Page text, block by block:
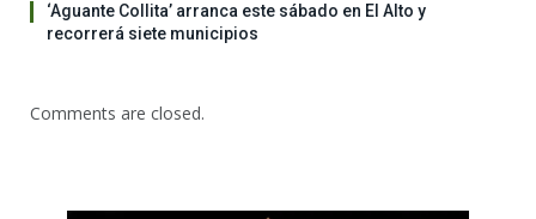
‘Aguante Collita’ arranca este sábado en El Alto y
recorrerá siete municipios
Comments are closed.